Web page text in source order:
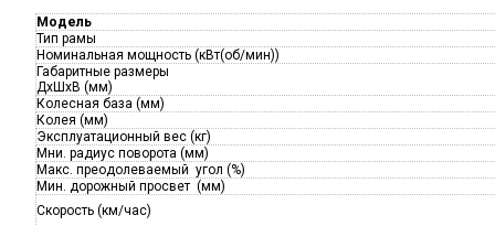
Модель
Тип рамы
Номинальная мощность (кВт(об/мин))
Габаритные размеры
ДxШхВ (мм)
Колесная база (мм)
Колея (мм)
Эксплуатационный вес (кг)
Мни. радиус поворота (мм)
Макс. преодолеваемый угол (%)
Мин. дорожный просвет (мм)
Скорость (км/час)